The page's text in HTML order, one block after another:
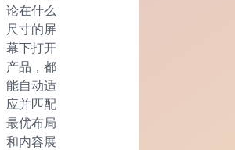
论在什么
尺寸的屏
幕下打开
产品，都
能自动适
应并匹配
最优布局
和内容展